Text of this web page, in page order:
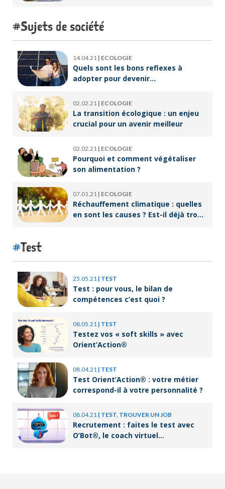
Sujets de société
14.04.21 | ECOLOGIE
Quels sont les bons reflexes à
adopter pour devenir
02.02.21 | ECOLOGIE
La transition écologique : un enjeu
crucial pour un avenir meilleur
02.02.21 | ECOLOGIE
Pourquoi et comment végétaliser
son alimentation ?
07.01.21 | ECOLOGIE
Réchauffement climatique : quelles
en sont les causes ? Est-il déjà trop
Test
25.05.21 | TEST
Test : pour vous, le bilan de
compétences c’est quoi ?
08.05.21 | TEST
Testez vos « soft skills » avec
Orient’Action®
08.04.21 | TEST
Test Orient’Action® : votre métier
correspond-il à votre personnalité ?
08.04.21 | TEST, TROUVER UN JOB
Recrutement : faites le test avec
O’Bot®, le coach virtuel